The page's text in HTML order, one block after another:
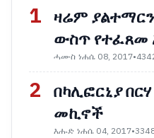
1 ዛሬም
ውስጥ የተፈጸመ
ሓሙስ ነሐሴ 08, 2017•
2 በካሊፎርኒያ
መኪኖች
እሑድ ነሐሴ 04, 2017•